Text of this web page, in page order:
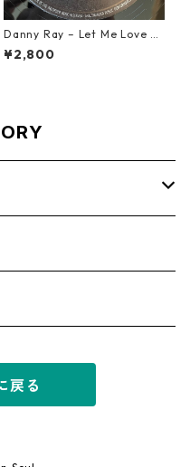
Danny Ray – Let Me Love Yo
u Tonight【12-30001】
¥2,800
戻る